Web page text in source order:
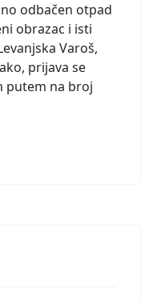
odbačen otpad
obrazac i isti
Varoš,
prijava se
putem na broj